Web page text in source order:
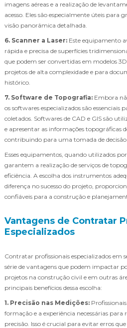
imagens aéreas e a realização de
acesso. Eles são especialmente úteis para
visão panorâmica detalhada.
6. Scanner a Laser: Este equipamento
rápida e precisa de superfícies
que podem ser convertidas em modelos
projetos de alta complexidade e para
histórico.
7. Software de Topografia: Embora
os softwares especializados são essenciais
coletados. Softwares de CAD e GIS são
e apresentar as informações topográficas
contribuindo para uma tomada de
Esses equipamentos, quando utilizados
garantem a realização de serviços de
eficiência. A escolha dos instrumentos
diferença no sucesso do projeto,
confiáveis para a construção e
Vantagens de Contratar
Especializados
Contratar profissionais especializados em
série de vantagens que podem impactar
projetos na construção civil e em outras
principais benefícios dessa escolha:
1. Precisão nas Medições:
formação e a experiência necessárias para
precisão. Isso é crucial para evitar erros